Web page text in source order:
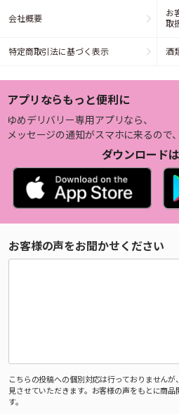
会社概要
お
取
特定商取引法に基づく表示 酒
アプリならもっと便利に
ゆめデリバリー専用アプリなら、
メッセージの通知がスマホに来るので
ダウンロード
お客様の声をお聞かせください
こちらの投稿への個別対応は行っておりません
見させていただきます。お客様の声をもとに商品
す。